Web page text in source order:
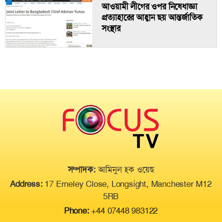
দীপু মনির এক মামলায় জামিন, বাকি
এমন ঘটনা অনাকাঙ্ক্ষিত: এতসব মৃত্যুর
দায় কার?
থাই সুন্দরীর গোপন ভিডিও ফাঁস, বাতিল
হলো মুকুট
আওয়ামী লীগের ওপর নিষেধাজ্ঞা
প্রত্যাহারের আহ্বান ছয় আন্তর্জাতিক
সংস্থার
সম্পাদক:আমিনুল হক ওয়েছ
Address:17 Erneley Close, Longsight, Manchester M12
5RB
Phone:+44 07448 983122